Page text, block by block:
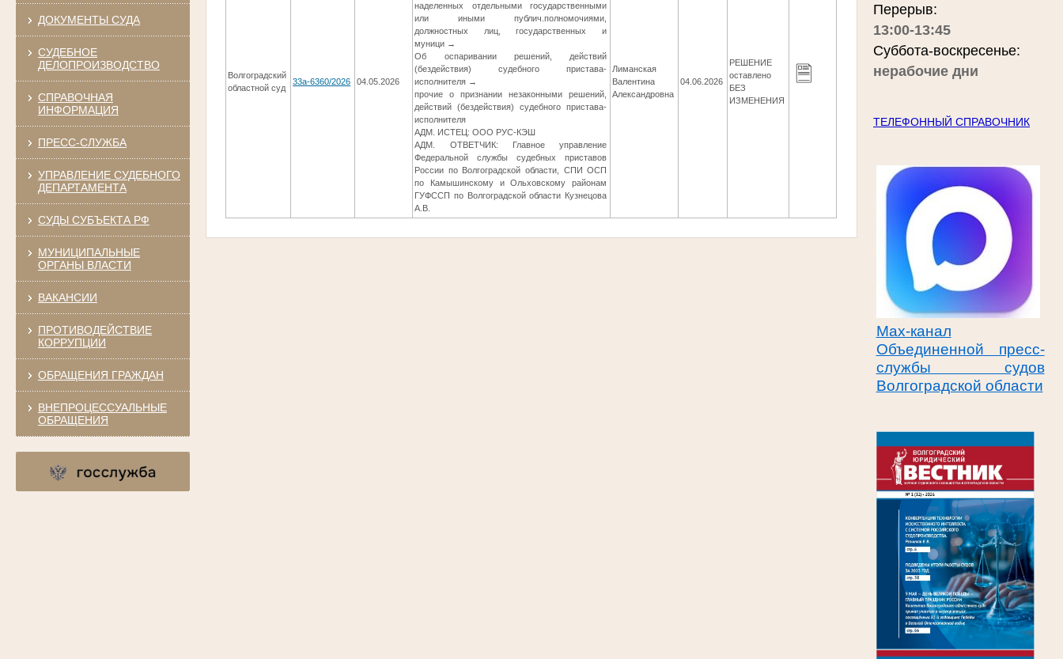
ДОКУМЕНТЫ СУДА
СУДЕБНОЕ
ДЕЛОПРОИЗВОДСТВО
СПРАВОЧНАЯ
ИНФОРМАЦИЯ
ПРЕСС-СЛУЖБА
УПРАВЛЕНИЕ СУДЕБНОГО
ДЕПАРТАМЕНТА
СУДЫ СУБЪЕКТА РФ
МУНИЦИПАЛЬНЫЕ
ОРГАНЫ ВЛАСТИ
ВАКАНСИИ
ПРОТИВОДЕЙСТВИЕ
КОРРУПЦИИ
ОБРАЩЕНИЯ ГРАЖДАН
ВНЕПРОЦЕССУАЛЬНЫЕ
ОБРАЩЕНИЯ
Перерыв:
13:00-13:45
Суббота-воскресенье:
нерабочие дни
ТЕЛЕФОННЫЙ СПРАВОЧНИК
Max-канал
Объединенной пресс-
службы судов
Волгоградской области
Волгоградский
областной суд
33а-6360/2026 04.05.2026
наделенных отдельными государственными
или иными публич.полномочиями,
должностных лиц, государственных и
муници →
Об оспаривании решений, действий
(бездействия) судебного пристава-
исполнителя →
прочие о признании незаконными решений,
действий (бездействия) судебного пристава-
исполнителя
АДМ. ИСТЕЦ: ООО РУС-КЭШ
АДМ. ОТВЕТЧИК: Главное управление
Федеральной службы судебных приставов
России по Волгоградской области, СПИ ОСП
по Камышинскому и Ольховскому районам
ГУФССП по Волгоградской области Кузнецова
А.В.
Лиманская
Валентина
Александровна
04.06.2026
РЕШЕНИЕ
оставлено
БЕЗ
ИЗМЕНЕНИЯ